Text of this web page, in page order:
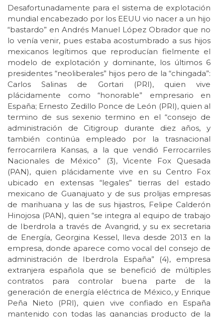
Desafortunadamente para el sistema de explotación
mundial encabezado por los EEUU vio nacer a un hijo
“bastardo” en Andrés Manuel López Obrador que no
lo venía venir, pues estaba acostumbrado a sus hijos
mexicanos legítimos que reproducían fielmente el
modelo de explotación y dominante, los últimos 6
presidentes “neoliberales” hijos pero de la “chingada”:
Carlos Salinas de Gortari (PRI), quien vive
plácidamente como “honorable” empresario en
España; Ernesto Zedillo Ponce de León (PRI), quien al
termino de sus sexenio termino en el “consejo de
administración de Citigroup durante diez años, y
también continúa empleado por la trasnacional
ferrocarrilera Kansas, a la que vendió Ferrocarriles
Nacionales de México” (3), Vicente Fox Quesada
(PAN), quien plácidamente vive en su Centro Fox
ubicado en extensas “legales” tierras del estado
mexicano de Guanajuato y de sus prolijas empresas
de marihuana y las de sus hijastros, Felipe Calderón
Hinojosa (PAN), quien “se integra al equipo de trabajo
de Iberdrola a través de Avangrid, y su ex secretaria
de Energía, Georgina Kessel, lleva desde 2013 en la
empresa, donde aparece como vocal del consejo de
administración de Iberdrola España” (4), empresa
extranjera española que se benefició de múltiples
contratos para controlar buena parte de la
generación de energía eléctrica de México, y Enrique
Peña Nieto (PRI), quien vive confiado en España
mantenido con todas las ganancias producto de la